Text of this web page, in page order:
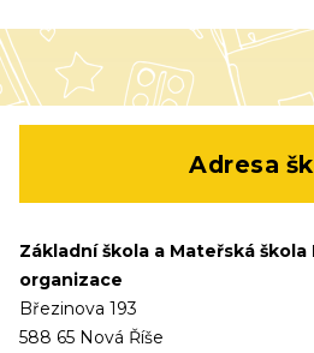
Adresa
Základní škola a Mateřská škola
organizace
Březinova 193
588 65 Nová Říše